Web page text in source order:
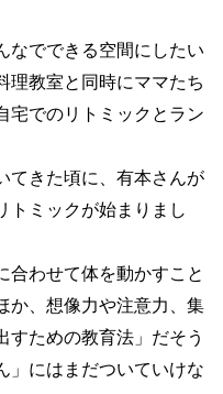
なでできる空間にしたい
理教室と同時にママたち
宅でのリトミックとラン
てきた頃に、有本さんが
トミックが始まりまし
合わせて体を動かすこと
か、想像力や注意力、集
すための教育法」だそう
」にはまだついていけな